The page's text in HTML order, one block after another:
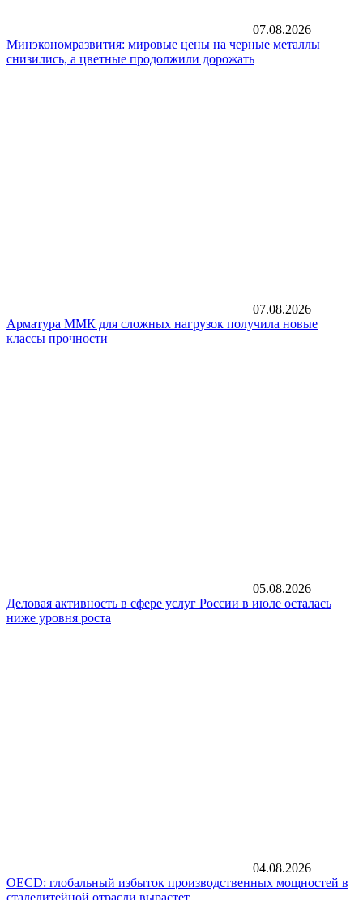
07.08.2026
Минэкономразвития: мировые цены на черные металлы
снизились, а цветные продолжили дорожать
07.08.2026
Арматура ММК для сложных нагрузок получила новые
классы прочности
05.08.2026
Деловая активность в сфере услуг России в июле осталась
ниже уровня роста
04.08.2026
OECD: глобальный избыток производственных мощностей в
сталелитейной отрасли вырастет